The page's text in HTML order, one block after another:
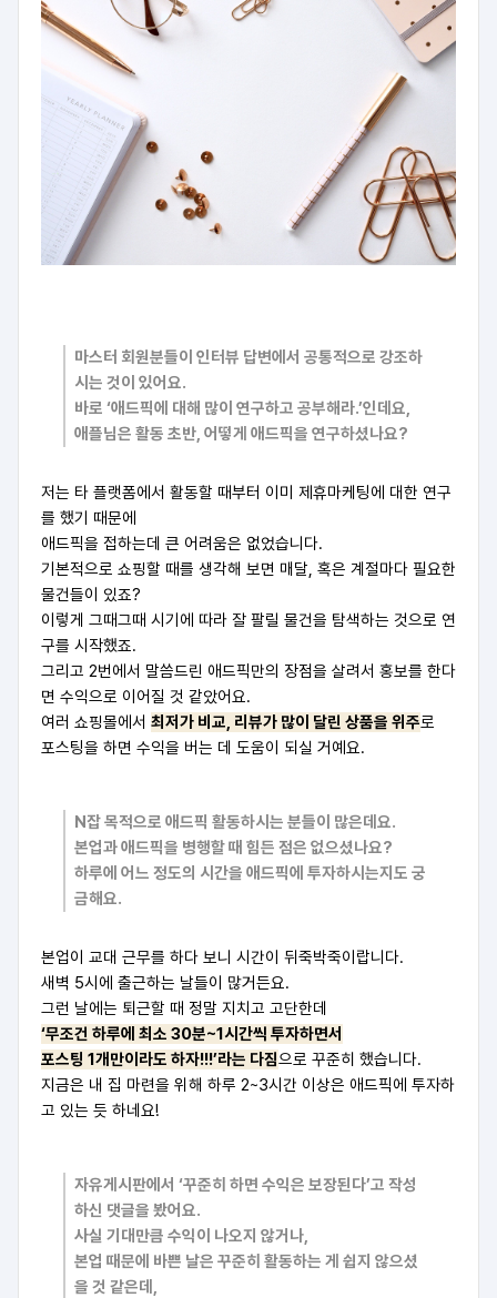
마스터 회원분들이 인터뷰 답변에서 공통적으로 강조하
시는 것이 있어요.
바로 ‘애드픽에 대해 많이 연구하고 공부해라.’인데요,
애플님은 활동 초반, 어떻게 애드픽을 연구하셨나요?
저는 타 플랫폼에서 활동할 때부터 이미 제휴마케팅에 대한 연구
를 했기 때문에
애드픽을 접하는데 큰 어려움은 없었습니다.
기본적으로 쇼핑할 때를 생각해 보면 매달, 혹은 계절마다 필요한
물건들이 있죠?
이렇게 그때그때 시기에 따라 잘 팔릴 물건을 탐색하는 것으로 연
구를 시작했죠.
그리고 2번에서 말씀드린 애드픽만의 장점을 살려서 홍보를 한다
면 수익으로 이어질 것 같았어요.
여러 쇼핑몰에서 최저가 비교, 리뷰가 많이 달린 상품을 위주로
포스팅을 하면 수익을 버는 데 도움이 되실 거예요.
N잡 목적으로 애드픽 활동하시는 분들이 많은데요.
본업과 애드픽을 병행할 때 힘든 점은 없으셨나요?
하루에 어느 정도의 시간을 애드픽에 투자하시는지도 궁
금해요.
본업이 교대 근무를 하다 보니 시간이 뒤죽박죽이랍니다.
새벽 5시에 출근하는 날들이 많거든요.
그런 날에는 퇴근할 때 정말 지치고 고단한데
‘무조건 하루에 최소 30분~1시간씩 투자하면서
포스팅 1개만이라도 하자!!!’라는 다짐으로 꾸준히 했습니다.
지금은 내 집 마련을 위해 하루 2~3시간 이상은 애드픽에 투자하
고 있는 듯 하네요!
자유게시판에서 ‘꾸준히 하면 수익은 보장된다’고 작성
하신 댓글을 봤어요.
사실 기대만큼 수익이 나오지 않거나,
본업 때문에 바쁜 날은 꾸준히 활동하는 게 쉽지 않으셨
을 것 같은데,